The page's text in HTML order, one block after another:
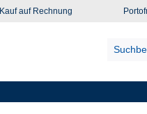
Kauf auf Rechnung